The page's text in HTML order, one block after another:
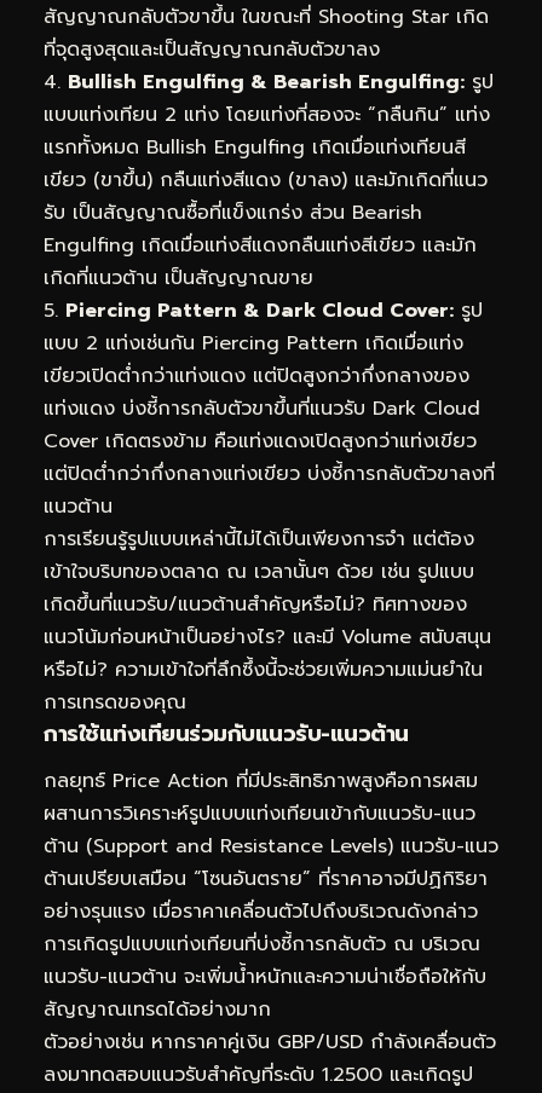
สัญญาณกลับตัวขาขึ้น ในขณะที่ Shooting Star เกิด
ที่จุดสูงสุดและเป็นสัญญาณกลับตัวขาลง
4. Bullish Engulfing & Bearish Engulfing: รูป
แบบแท่งเทียน 2 แท่ง โดยแท่งที่สองจะ “กลืนกิน” แท่ง
แรกทั้งหมด Bullish Engulfing เกิดเมื่อแท่งเทียนสี
เขียว (ขาขึ้น) กลืนแท่งสีแดง (ขาลง) และมักเกิดที่แนว
รับ เป็นสัญญาณซื้อที่แข็งแกร่ง ส่วน Bearish
Engulfing เกิดเมื่อแท่งสีแดงกลืนแท่งสีเขียว และมัก
เกิดที่แนวต้าน เป็นสัญญาณขาย
5. Piercing Pattern & Dark Cloud Cover: รูป
แบบ 2 แท่งเช่นกัน Piercing Pattern เกิดเมื่อแท่ง
เขียวเปิดต่ำกว่าแท่งแดง แต่ปิดสูงกว่ากึ่งกลางของ
แท่งแดง บ่งชี้การกลับตัวขาขึ้นที่แนวรับ Dark Cloud
Cover เกิดตรงข้าม คือแท่งแดงเปิดสูงกว่าแท่งเขียว
แต่ปิดต่ำกว่ากึ่งกลางแท่งเขียว บ่งชี้การกลับตัวขาลงที่
แนวต้าน
การเรียนรู้รูปแบบเหล่านี้ไม่ได้เป็นเพียงการจำ แต่ต้อง
เข้าใจบริบทของตลาด ณ เวลานั้นๆ ด้วย เช่น รูปแบบ
เกิดขึ้นที่แนวรับ/แนวต้านสำคัญหรือไม่? ทิศทางของ
แนวโน้มก่อนหน้าเป็นอย่างไร? และมี Volume สนับสนุน
หรือไม่? ความเข้าใจที่ลึกซึ้งนี้จะช่วยเพิ่มความแม่นยำใน
การเทรดของคุณ
การใช้แท่งเทียนร่วมกับแนวรับ-แนวต้าน
กลยุทธ์ Price Action ที่มีประสิทธิภาพสูงคือการผสม
ผสานการวิเคราะห์รูปแบบแท่งเทียนเข้ากับแนวรับ-แนว
ต้าน (Support and Resistance Levels) แนวรับ-แนว
ต้านเปรียบเสมือน “โซนอันตราย” ที่ราคาอาจมีปฏิกิริยา
อย่างรุนแรง เมื่อราคาเคลื่อนตัวไปถึงบริเวณดังกล่าว
การเกิดรูปแบบแท่งเทียนที่บ่งชี้การกลับตัว ณ บริเวณ
แนวรับ-แนวต้าน จะเพิ่มน้ำหนักและความน่าเชื่อถือให้กับ
สัญญาณเทรดได้อย่างมาก
ตัวอย่างเช่น หากราคาคู่เงิน GBP/USD กำลังเคลื่อนตัว
ลงมาทดสอบแนวรับสำคัญที่ระดับ 1.2500 และเกิดรูป